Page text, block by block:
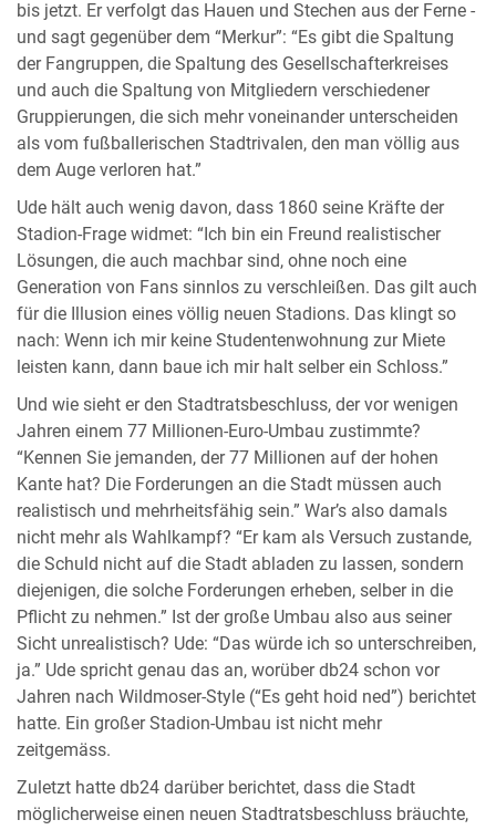
bis jetzt. Er verfolgt das Hauen und Stechen aus der Ferne -
und sagt gegenüber dem “Merkur”: “Es gibt die Spaltung
der Fangruppen, die Spaltung des Gesellschafterkreises
und auch die Spaltung von Mitgliedern verschiedener
Gruppierungen, die sich mehr voneinander unterscheiden
als vom fußballerischen Stadtrivalen, den man völlig aus
dem Auge verloren hat.”
Ude hält auch wenig davon, dass 1860 seine Kräfte der
Stadion-Frage widmet: “Ich bin ein Freund realistischer
Lösungen, die auch machbar sind, ohne noch eine
Generation von Fans sinnlos zu verschleißen. Das gilt auch
für die Illusion eines völlig neuen Stadions. Das klingt so
nach: Wenn ich mir keine Studentenwohnung zur Miete
leisten kann, dann baue ich mir halt selber ein Schloss.”
Und wie sieht er den Stadtratsbeschluss, der vor wenigen
Jahren einem 77 Millionen-Euro-Umbau zustimmte?
“Kennen Sie jemanden, der 77 Millionen auf der hohen
Kante hat? Die Forderungen an die Stadt müssen auch
realistisch und mehrheitsfähig sein.” War’s also damals
nicht mehr als Wahlkampf? “Er kam als Versuch zustande,
die Schuld nicht auf die Stadt abladen zu lassen, sondern
diejenigen, die solche Forderungen erheben, selber in die
Pflicht zu nehmen.” Ist der große Umbau also aus seiner
Sicht unrealistisch? Ude: “Das würde ich so unterschreiben,
ja.” Ude spricht genau das an, worüber db24 schon vor
Jahren nach Wildmoser-Style (“Es geht hoid ned”) berichtet
hatte. Ein großer Stadion-Umbau ist nicht mehr
zeitgemäss.
Zuletzt hatte db24 darüber berichtet, dass die Stadt
möglicherweise einen neuen Stadtratsbeschluss bräuchte,